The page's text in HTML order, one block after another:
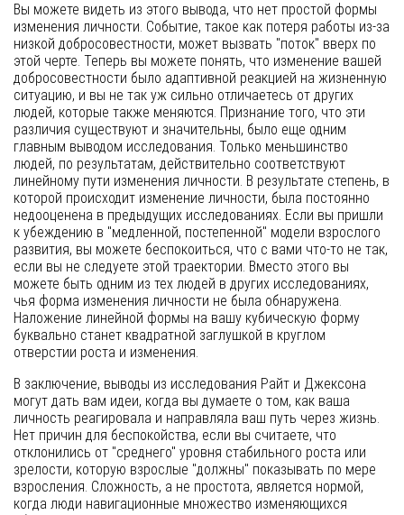
Вы можете видеть из этого вывода, что нет простой формы
изменения личности. Событие, такое как потеря работы из-за
низкой добросовестности, может вызвать "поток" вверх по
этой черте. Теперь вы можете понять, что изменение вашей
добросовестности было адаптивной реакцией на жизненную
ситуацию, и вы не так уж сильно отличаетесь от других
людей, которые также меняются. Признание того, что эти
различия существуют и значительны, было еще одним
главным выводом исследования. Только меньшинство
людей, по результатам, действительно соответствуют
линейному пути изменения личности. В результате степень, в
которой происходит изменение личности, была постоянно
недооценена в предыдущих исследованиях. Если вы пришли
к убеждению в "медленной, постепенной" модели взрослого
развития, вы можете беспокоиться, что с вами что-то не так,
если вы не следуете этой траектории. Вместо этого вы
можете быть одним из тех людей в других исследованиях,
чья форма изменения личности не была обнаружена.
Наложение линейной формы на вашу кубическую форму
буквально станет квадратной заглушкой в круглом
отверстии роста и изменения.
В заключение, выводы из исследования Райт и Джексона
могут дать вам идеи, когда вы думаете о том, как ваша
личность реагировала и направляла ваш путь через жизнь.
Нет причин для беспокойства, если вы считаете, что
отклонились от "среднего" уровня стабильного роста или
зрелости, которую взрослые "должны" показывать по мере
взросления. Сложность, а не простота, является нормой,
когда люди навигационные множество изменяющихся